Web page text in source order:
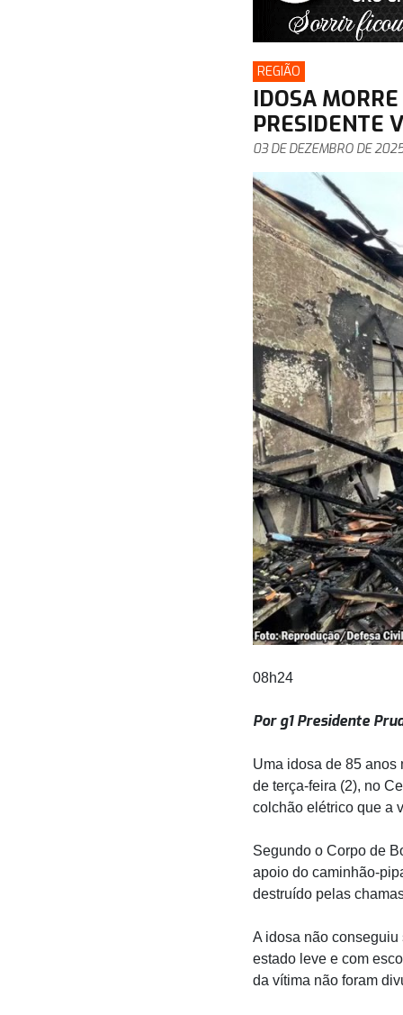
REGIÃO
IDOSA
PRESIDENTE
03 DE DEZEMBRO DE
08h24
Por g1 Presidente
Uma idosa de 85 anos
de terça-feira (2), no
colchão elétrico que a
Segundo o Corpo de
apoio do caminhão-
destruído pelas
A idosa não conseguiu
estado leve e com
da vítima não foram